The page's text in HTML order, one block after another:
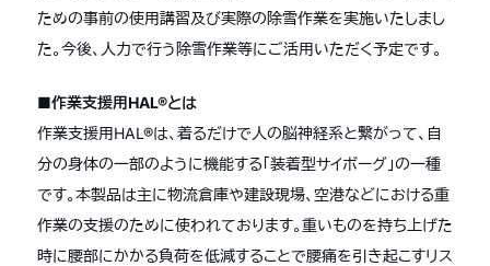
ための事前の使用講習及び実際の除雪作業を実施いたしまし
た。今後、人力で行う除雪作業等にご活用いただく予定です。
■作業支援用HAL®とは
作業支援用HAL®は、着るだけで人の脳神経系と繋がって、自
分の身体の一部のように機能する「装着型サイボーグ」の一種
です。本製品は主に物流倉庫や建設現場、空港などにおける重
作業の支援のために使われております。重いものを持ち上げた
時に腰部にかかる負荷を低減することで腰痛を引き起こすリス